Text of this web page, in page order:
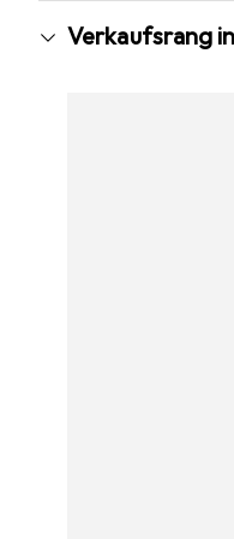
Verkaufsrang